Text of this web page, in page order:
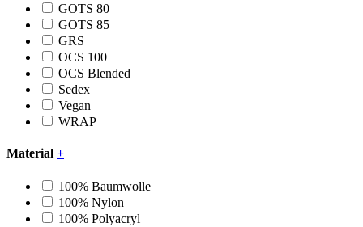
GOTS 80
GOTS 85
GRS
OCS 100
OCS Blended
Sedex
Vegan
WRAP
Material +
100% Baumwolle
100% Nylon
100% Polyacryl